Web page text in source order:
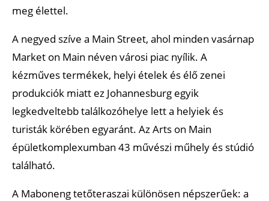
meg élettel.
A negyed szíve a Main Street, ahol minden vasárnap
Market on Main néven városi piac nyílik. A
kézműves termékek, helyi ételek és élő zenei
produkciók miatt ez Johannesburg egyik
legkedveltebb találkozóhelye lett a helyiek és
turisták körében egyaránt. Az Arts on Main
épületkomplexumban 43 művészi műhely és stúdió
található.
A Maboneng tetőteraszai különösen népszerűek: a